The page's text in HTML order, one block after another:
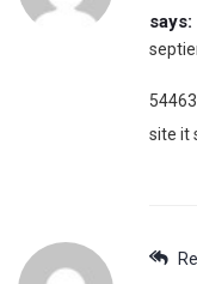
says:
site it